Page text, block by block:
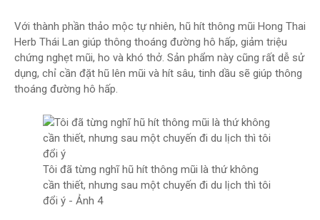
Với thành phần thảo mộc tự nhiên, hũ hít thông mũi Hong Thai
Herb Thái Lan giúp thông thoáng đường hô hấp, giảm triệu
chứng nghẹt mũi, ho và khó thở. Sản phẩm này cũng rất dễ sử
dụng, chỉ cần đặt hũ lên mũi và hít sâu, tinh dầu sẽ giúp thông
thoáng đường hô hấp.
Tôi đã từng nghĩ hũ hít thông mũi là thứ không
cần thiết, nhưng sau một chuyến đi du lịch thì tôi
đổi ý - Ảnh 4